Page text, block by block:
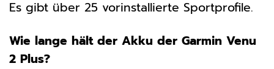
Es gibt über 25 vorinstallierte Sportprofile.
Wie lange hält der Akku der Garmin Venu
2 Plus?